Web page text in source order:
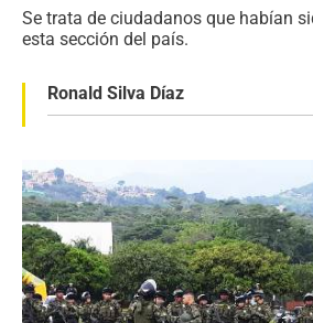
Se trata de ciudadanos que habían
esta sección del país.
Ronald Silva Díaz